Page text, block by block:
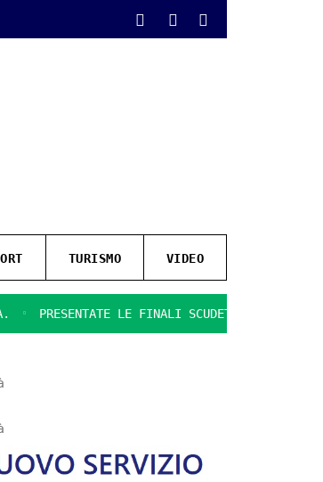
TURISMO VIDEO
PRESENTATE LE FINALI SCUDETTO DI BEACH SOCCER